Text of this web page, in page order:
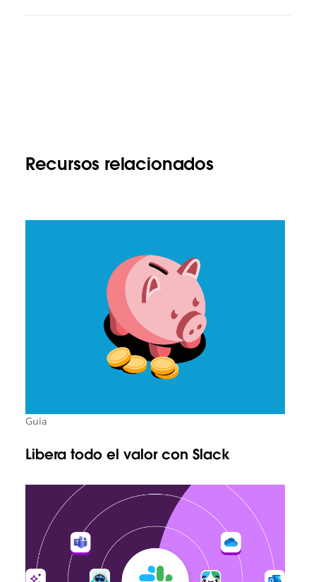
Recursos relacionados
Guía
Libera todo el valor con Slack